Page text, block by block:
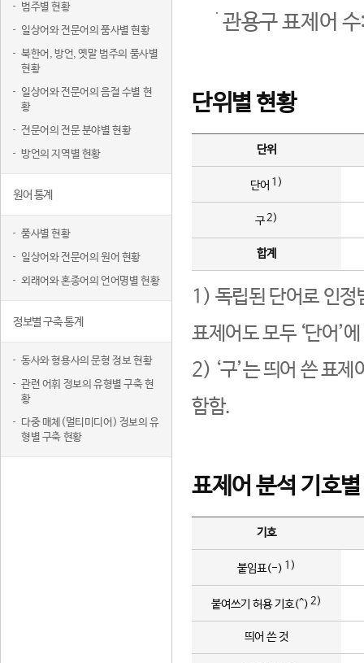
범주별 현황
일상어와 전문어의 품사별 현황
북한어, 방언, 옛말 범주의 품사별
현황
일상어와 전문어의 음절 수별 현
황
전문어의 전문 분야별 현황
방언의 지역별 현황
원어 통계
품사별 현황
일상어와 전문어의 원어 현황
외래어와 혼종어의 언어명별 현황
정보별 구축 통계
동사와 형용사의 문형 정보 현황
관련 어휘 정보의 유형별 구축 현
황
다중 매체(멀티미디어) 정보의 유
형별 구축 현황
관용구 표제어
단위별 현황
단위
단어 1)
구2)
합계
1) 독립된 단어로 인정
표제어도 모두 ‘단어’
2) ‘구’는 띄어 쓴 표
함함.
표제어 분석 기호
기호
붙임표(-) 1)
붙여쓰기 허용 기호(^) 2)
띄어 쓴 것